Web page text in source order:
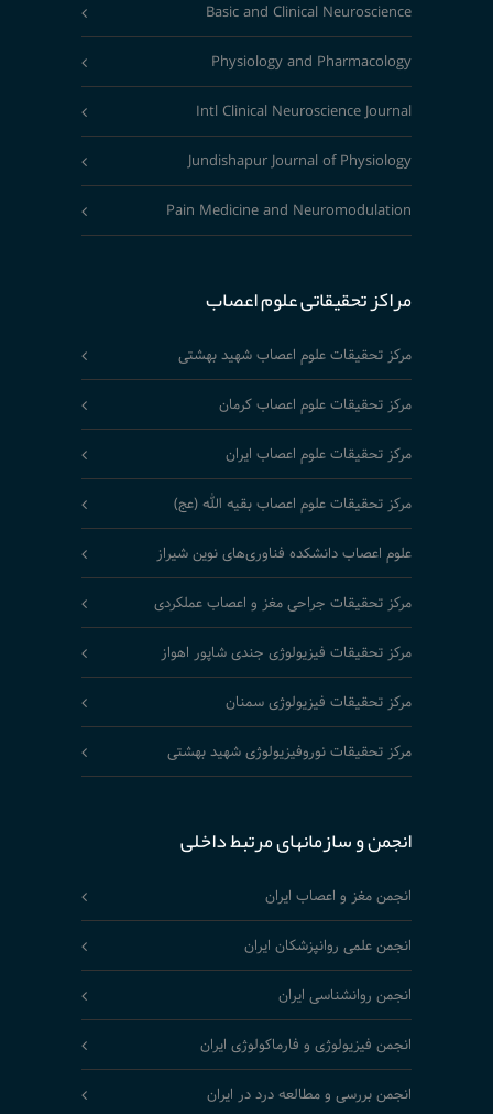
Basic and Clinical Neuroscience
Physiology and Pharmacology
Intl Clinical Neuroscience Journal
Jundishapur Journal of Physiology
Pain Medicine and Neuromodulation
مراکز تحقیقاتی علوم اعصاب
مرکز تحقیقات علوم اعصاب شهید بهشتی
مرکز تحقیقات علوم اعصاب کرمان
مرکز تحقیقات علوم اعصاب ایران
مرکز تحقیقات علوم اعصاب بقیه الله (عج)
علوم اعصاب دانشکده فناوری‌های نوین شیراز
مرکز تحقیقات جراحی مغز و اعصاب عملکردی
مرکز تحقیقات فیزیولوژی جندی شاپور اهواز
مرکز تحقیقات فیزیولوژی سمنان
مرکز تحقیقات نوروفیزیولوژی شهید بهشتی
انجمن و سازمانهای مرتبط داخلی
انجمن مغز و اعصاب ایران
انجمن علمی روانپزشکان ایران
انجمن روانشناسی ایران
انجمن فیزیولوژی و فارماکولوژی ایران
انجمن بررسی و مطالعه درد در ایران